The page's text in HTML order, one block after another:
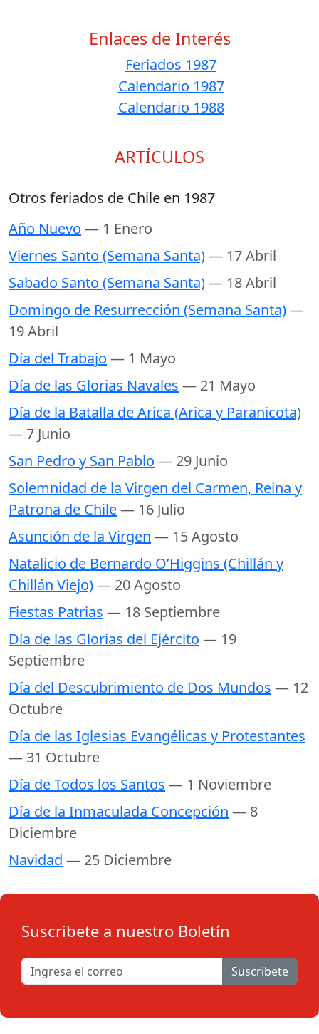
Enlaces de Interés
Feriados 1987
Calendario 1987
Calendario 1988
ARTÍCULOS
Otros feriados de Chile en 1987
Año Nuevo — 1 Enero
Viernes Santo (Semana Santa)— 17 Abril
Sabado Santo (Semana Santa)— 18 Abril
Domingo de Resurrección (Semana Santa)—
19 Abril
Día del Trabajo — 1 Mayo
Día de las Glorias Navales — 21 Mayo
Día de la Batalla de Arica (Arica y Paranicota)
— 7 Junio
San Pedro y San Pablo — 29 Junio
Solemnidad de la Virgen del Carmen, Reina y
Patrona de Chile— 16 Julio
Asunción de la Virgen — 15 Agosto
Natalicio de Bernardo O’Higgins (Chillán y
Chillán Viejo)— 20 Agosto
Fiestas Patrias — 18 Septiembre
Día de las Glorias del Ejército — 19
Septiembre
Día del Descubrimiento de Dos Mundos — 12
Octubre
Día de las Iglesias Evangélicas y Protestantes
— 31 Octubre
Día de Todos los Santos — 1 Noviembre
Día de la Inmaculada Concepción — 8
Diciembre
Navidad — 25 Diciembre
Suscribete a nuestro Boletín
Suscribete